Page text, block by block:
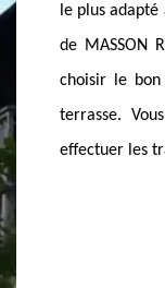
l’abimer. L’expert
même vous aider à
soin de votre
faire confiance pour
faut.